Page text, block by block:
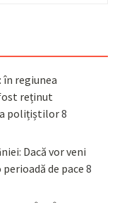
în regiunea
reținut
polițiștilor8
Dacă vor veni
de pace 8